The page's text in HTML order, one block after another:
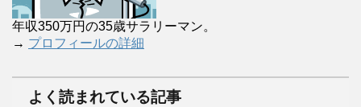
年収350万円の35歳サラリーマン。
→ プロフィールの詳細
よく読まれている記事